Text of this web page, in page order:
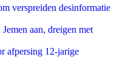
verspreiden desinformatie
aan, dreigen met
afpersing 12-jarige